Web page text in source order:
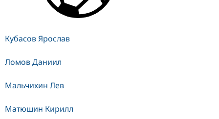
Кубасов Ярослав
Ломов Даниил
Мальчихин Лев
Матюшин Кирилл